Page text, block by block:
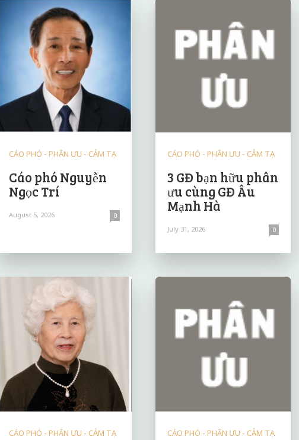
CÁO PHÓ - PHÂN ƯU - CẢM TẠ
Cáo phó Nguyễn
Ngọc Trí
August 5, 2026 0
CÁO PHÓ - PHÂN ƯU - CẢM TẠ
3 GĐ bạn hữu phân
ưu cùng GĐ Âu
Mạnh Hà
July 31, 2026 0
CÁO PHÓ - PHÂN ƯU - CẢM TẠ CÁO PHÓ - PHÂN ƯU - CẢM TẠ